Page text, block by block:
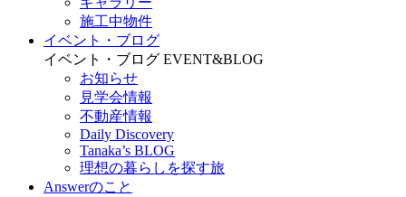
施工中物件
イベント・ブログ
イベント・ブログ EVENT&BLOG
お知らせ
見学会情報
不動産情報
Daily Discovery
Tanaka’s BLOG
理想の暮らしを探す旅
Answerのこと